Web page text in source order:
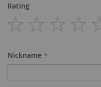
Rating
Nickname